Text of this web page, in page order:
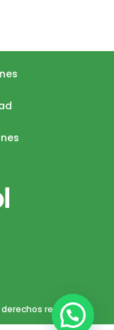
derechos reservados